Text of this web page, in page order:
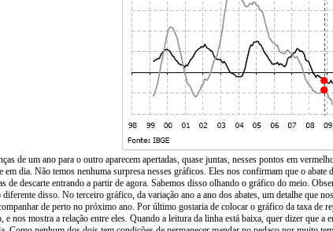
de um ano para o outro aparecem apertadas, quase juntas, nesses pontos em
dia. Não temos nenhuma surpresa nesses gráficos. Eles nos confirmam que o
de descarte entrando a partir de agora. Sabemos disso olhando o gráfico do meio.
disso. No terceiro gráfico, da variação ano a ano dos abates, um detalhe que
de perto no próximo ano. Por último gostaria de colocar o gráfico da taxa
nos mostra a relação entre eles. Quando a leitura da linha está baixa, quer dizer que